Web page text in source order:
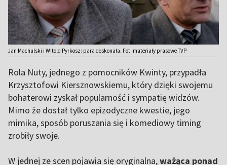
Jan Machulski i Witold Pyrkosz: para doskonała. Fot. materiały prasowe TVP
Rola Nuty, jednego z pomocników Kwinty, przypadła
Krzysztofowi Kiersznowskiemu, który dzięki swojemu
bohaterowi zyskał popularność i sympatię widzów.
Mimo że dostał tylko epizodyczne kwestie, jego
mimika, sposób poruszania się i komediowy timing
zrobiły swoje.
W jednej ze scen pojawia się oryginalna,ważąca ponad